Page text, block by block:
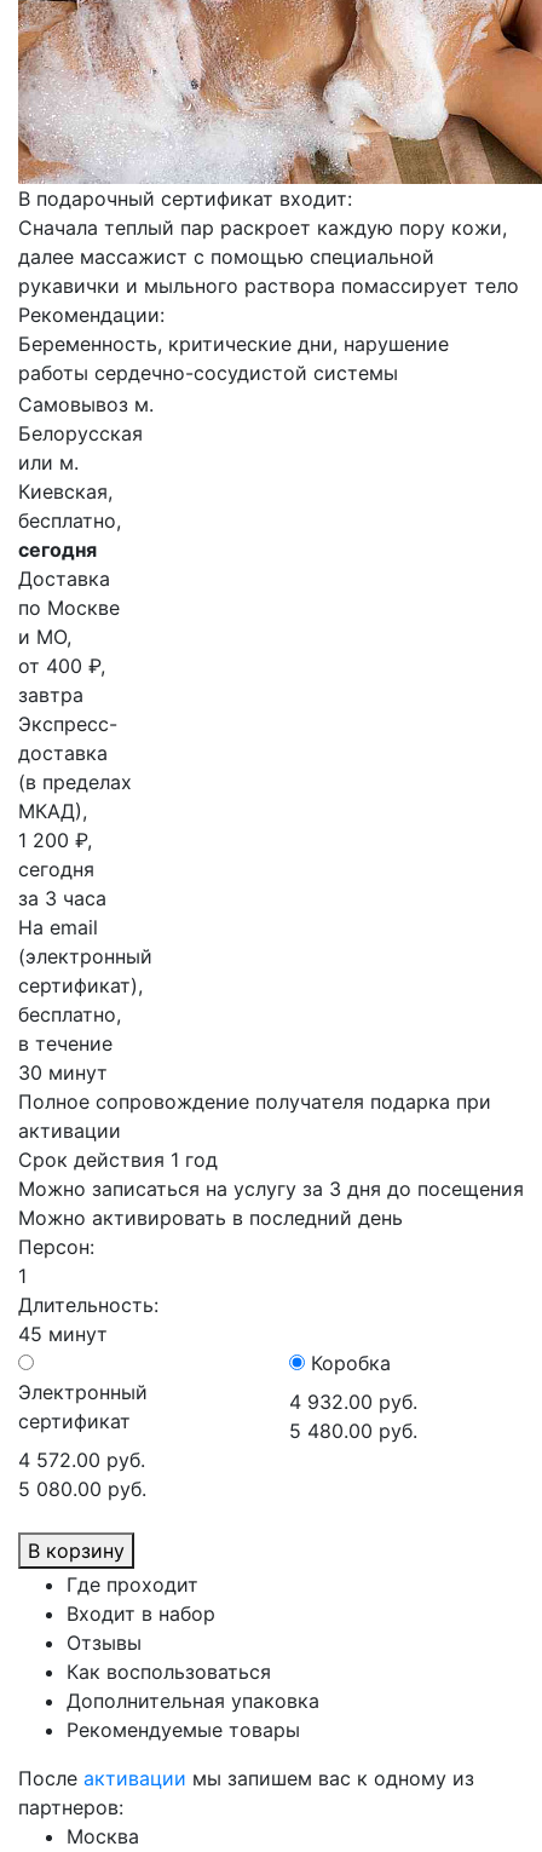
В подарочный сертификат входит:
Сначала теплый пар раскроет каждую пору кожи,
далее массажист с помощью специальной
рукавички и мыльного раствора помассирует тело
Рекомендации:
Беременность, критические дни, нарушение
работы сердечно-сосудистой системы
Самовывоз м.
Белорусская
или м.
Киевская,
бесплатно,
сегодня
Доставка
по Москве
и МО,
от 400 ₽,
завтра
Экспресс-
доставка
(в пределах
МКАД),
1 200 ₽,
сегодня
за 3 часа
На email
(электронный
сертификат),
бесплатно,
в течение
30 минут
Полное сопровождение получателя подарка при
активации
Срок действия 1 год
Можно записаться на услугу за 3 дня до посещения
Можно активировать в последний день
Персон:
1
Длительность:
45 минут
Электронный
сертификат
4 572.00 руб.
5 080.00 руб.
Коробка
4 932.00 руб.
5 480.00 руб.
В корзину
Где проходит
Входит в набор
Отзывы
Как воспользоваться
Дополнительная упаковка
Рекомендуемые товары
После активации мы запишем вас к одному из
партнеров:
Москва